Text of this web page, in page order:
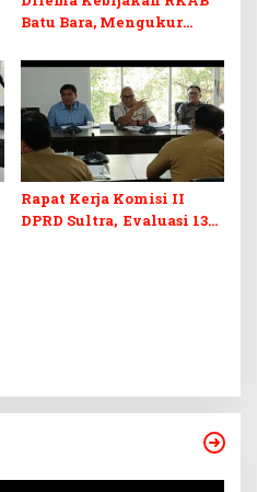
Batu Bara, Mengukur
Penerimaan Negara dan
Kepastian Investasi
Rapat Kerja Komisi II
DPRD Sultra, Evaluasi 13